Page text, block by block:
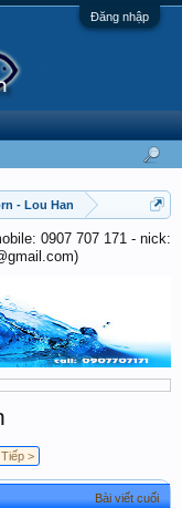
Đăng nhập
- Lou Han
0907 707 171 - nick:
Tiếp >
Bài viết cuối